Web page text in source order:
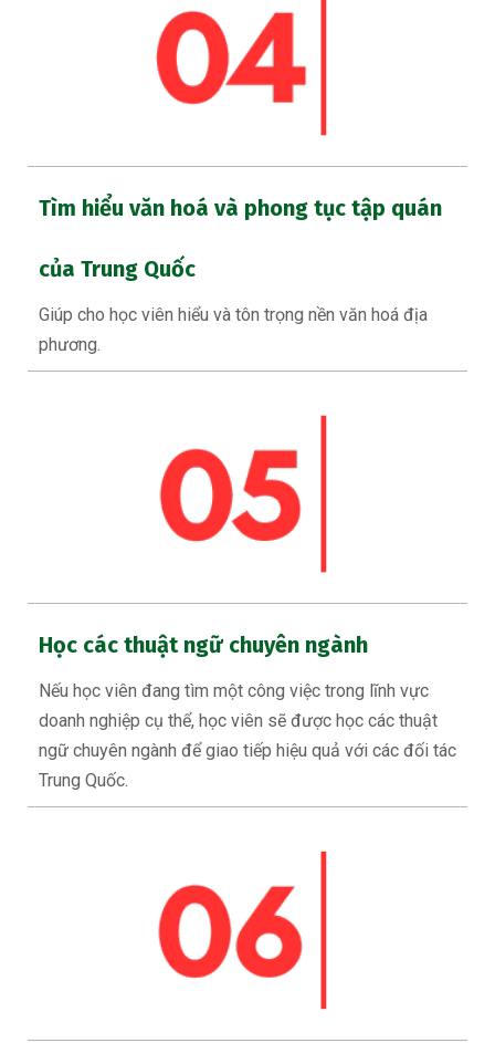
Tìm hiểu văn hoá và phong tục tập quán
của Trung Quốc
Giúp cho học viên hiểu và tôn trọng nền văn hoá địa
phương.
Học các thuật ngữ chuyên ngành
Nếu học viên đang tìm một công việc trong lĩnh vực
doanh nghiệp cụ thể, học viên sẽ được học các thuật
ngữ chuyên ngành để giao tiếp hiệu quả với các đối tác
Trung Quốc.